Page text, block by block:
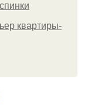
квартиры-